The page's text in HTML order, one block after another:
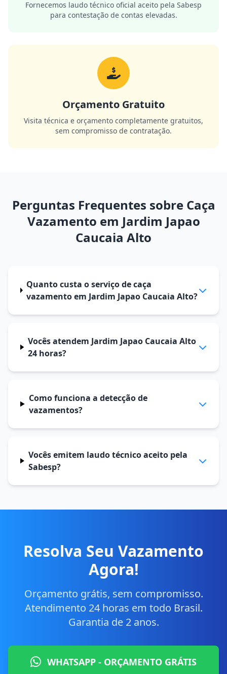
Fornecemos laudo técnico oficial aceito pela Sabesp
para contestação de contas elevadas.
Orçamento Gratuito
Visita técnica e orçamento completamente gratuitos,
sem compromisso de contratação.
Perguntas Frequentes sobre Caça
Vazamento em Jardim Japao
Caucaia Alto
Quanto custa o serviço de caça
vazamento em Jardim Japao Caucaia Alto?
Vocês atendem Jardim Japao Caucaia Alto
24 horas?
Como funciona a detecção de
vazamentos?
Vocês emitem laudo técnico aceito pela
Sabesp?
Resolva Seu Vazamento
Agora!
Orçamento grátis, sem compromisso.
Atendimento 24 horas em todo Brasil.
Garantia de 2 anos.
WHATSAPP - ORÇAMENTO GRÁTIS